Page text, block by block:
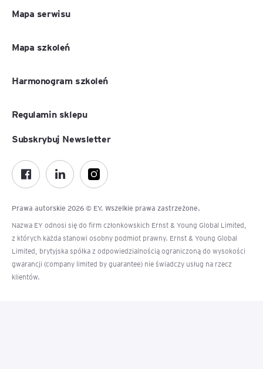
Mapa serwisu
Mapa szkoleń
Harmonogram szkoleń
Regulamin sklepu
Prawa autorskie 2026 © EY. Wszelkie prawa zastrzeżone.
Nazwa EY odnosi się do firm członkowskich Ernst & Young Global Limited,
z których każda stanowi osobny podmiot prawny. Ernst & Young Global
Limited, brytyjska spółka z odpowiedzialnością ograniczoną do wysokości
gwarancji (company limited by guarantee) nie świadczy usług na rzecz
klientów.
Subskrybuj Newsletter